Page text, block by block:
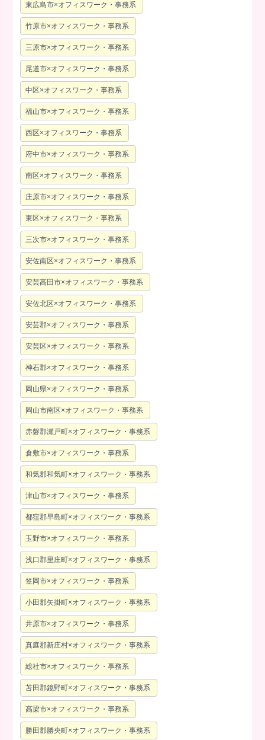
東広島市×オフィスワーク・事務系
竹原市×オフィスワーク・事務系
三原市×オフィスワーク・事務系
尾道市×オフィスワーク・事務系
中区×オフィスワーク・事務系
福山市×オフィスワーク・事務系
西区×オフィスワーク・事務系
府中市×オフィスワーク・事務系
南区×オフィスワーク・事務系
庄原市×オフィスワーク・事務系
東区×オフィスワーク・事務系
三次市×オフィスワーク・事務系
安佐南区×オフィスワーク・事務系
安芸高田市×オフィスワーク・事務系
安佐北区×オフィスワーク・事務系
安芸郡×オフィスワーク・事務系
安芸区×オフィスワーク・事務系
神石郡×オフィスワーク・事務系
岡山県×オフィスワーク・事務系
岡山市南区×オフィスワーク・事務系
赤磐郡瀬戸町×オフィスワーク・事務系
倉敷市×オフィスワーク・事務系
和気郡和気町×オフィスワーク・事務系
津山市×オフィスワーク・事務系
都窪郡早島町×オフィスワーク・事務系
玉野市×オフィスワーク・事務系
浅口郡里庄町×オフィスワーク・事務系
笠岡市×オフィスワーク・事務系
小田郡矢掛町×オフィスワーク・事務系
井原市×オフィスワーク・事務系
真庭郡新庄村×オフィスワーク・事務系
総社市×オフィスワーク・事務系
苫田郡鏡野町×オフィスワーク・事務系
高梁市×オフィスワーク・事務系
勝田郡勝央町×オフィスワーク・事務系